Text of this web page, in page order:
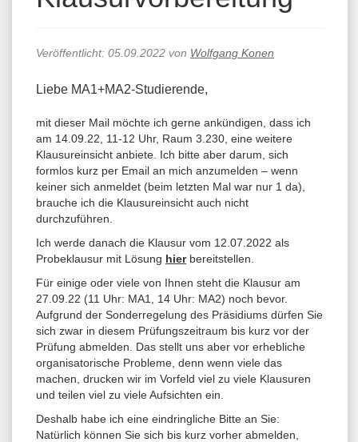
Veröffentlicht: 05.09.2022 von Wolfgang Konen
Liebe MA1+MA2-Studierende,
mit dieser Mail möchte ich gerne ankündigen, dass ich
am 14.09.22, 11-12 Uhr, Raum 3.230, eine weitere
Klausureinsicht anbiete. Ich bitte aber darum, sich
formlos kurz per Email an mich anzumelden – wenn
keiner sich anmeldet (beim letzten Mal war nur 1 da),
brauche ich die Klausureinsicht auch nicht
durchzuführen.
Ich werde danach die Klausur vom 12.07.2022 als
Probeklausur mit Lösung hierbereitstellen.
Für einige oder viele von Ihnen steht die Klausur am
27.09.22 (11 Uhr: MA1, 14 Uhr: MA2) noch bevor.
Aufgrund der Sonderregelung des Präsidiums dürfen Sie
sich zwar in diesem Prüfungszeitraum bis kurz vor der
Prüfung abmelden. Das stellt uns aber vor erhebliche
organisatorische Probleme, denn wenn viele das
machen, drucken wir im Vorfeld viel zu viele Klausuren
und teilen viel zu viele Aufsichten ein.
Deshalb habe ich eine eindringliche Bitte an Sie:
Natürlich können Sie sich bis kurz vorher abmelden,